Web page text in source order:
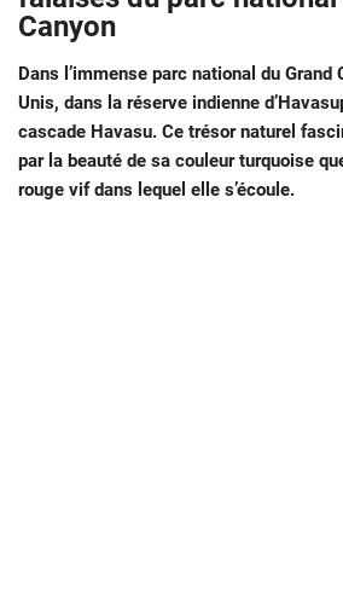
Canyon
Dans l’immense parc national du Grand
Unis, dans la réserve indienne
cascade Havasu. Ce trésor naturel
par la beauté de sa couleur turquoise
rouge vif dans lequel elle s’écoule.